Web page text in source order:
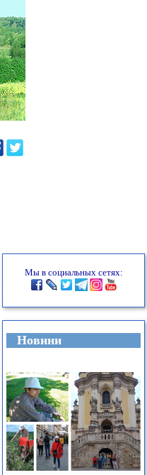
Мы в социальных сетях:
Новини